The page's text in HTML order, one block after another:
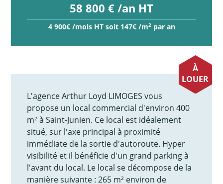
58 800 € /an HT
4 900€ /mois HT soit 147€ /m2par an
À
LOUER
L'agence Arthur Loyd LIMOGES vous
propose un local commercial d'environ 400
m² à Saint-Junien. Ce local est idéalement
situé, sur l'axe principal à proximité
immédiate de la sortie d'autoroute. Hyper
visibilité et il bénéficie d'un grand parking à
l'avant du local. Le local se décompose de la
manière suivante : 265 m² environ de